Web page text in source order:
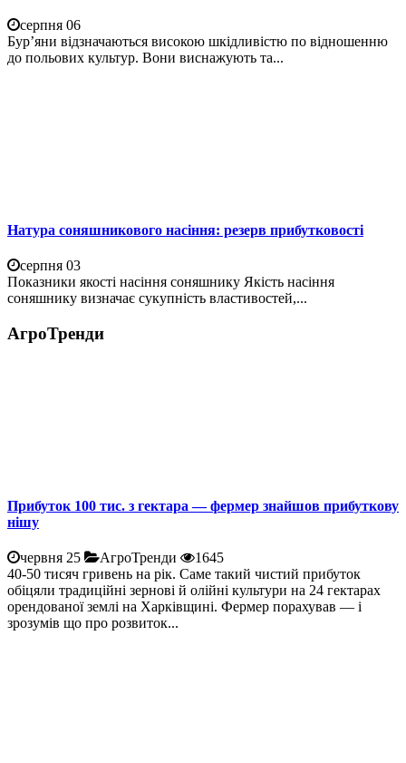
серпня 06
Бур’яни відзначаються високою шкідливістю по відношенню
до польових культур. Вони виснажують та...
Натура соняшникового насіння: резерв прибутковості
серпня 03
Показники якості насіння соняшнику Якість насіння
соняшнику визначає сукупність властивостей,...
АгроТренди
Прибуток 100 тис. з гектара — фермер знайшов прибуткову
нішу
червня 25 АгроТренди
1645
40-50 тисяч гривень на рік. Саме такий чистий прибуток
обіцяли традиційні зернові й олійні культури на 24 гектарах
орендованої землі на Харківщині. Фермер порахував — і
зрозумів що про розвиток...